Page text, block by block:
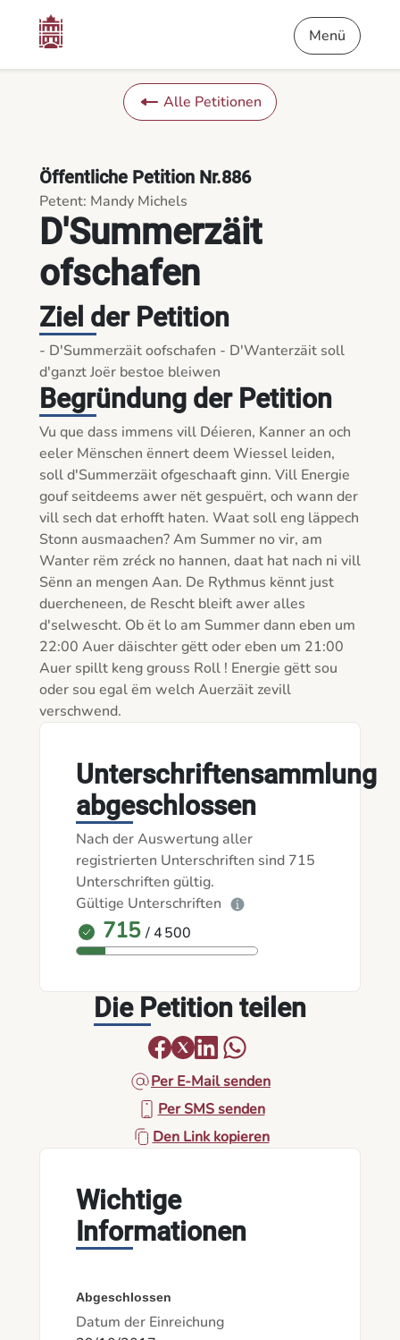
D'Summerzäit ofschafen - Die Petitionen
Menü
Alle Petitionen
D'Summerzäit
ofschafen
Öffentliche Petition Nr.886
Petent: Mandy Michels
Ziel der Petition
- D'Summerzäit oofschafen - D'Wanterzäit soll
Begründung der Petition
Vu que dass immens vill Déieren, Kanner an och
eeler Mënschen ënnert deem Wiessel leiden,
soll d'Summerzäit ofgeschaaft ginn. Vill Energie
gouf seitdeems awer nët gespuërt, och wann der
vill sech dat erhofft haten. Waat soll eng läppech
Stonn ausmaachen? Am Summer no vir, am
Wanter rëm zréck no hannen, daat hat nach ni vill
Sënn an mengen Aan. De Rythmus kënnt just
duercheneen, de Rescht bleift awer alles
d'selwescht. Ob ët lo am Summer dann eben um
22:00 Auer däischter gëtt oder eben um 21:00
Auer spillt keng grouss Roll ! Energie gëtt sou
oder sou egal ëm welch Auerzäit zevill
Unterschriftensammlung
abgeschlossen
Nach der Auswertung aller
registrierten Unterschriften sind 715
Unterschriften gültig.
Gültige Unterschriften
715 / 4 500
Die Petition teilen
Per E-Mail senden
Per SMS senden
Den Link kopieren
Wichtige
Informationen
Abgeschlossen
Datum der Einreichung